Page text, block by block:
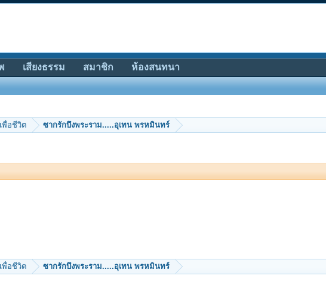
พื่อชีวิต ซากรักบึงพระราม.....อุเทน พรหมินทร์
พื่อชีวิต ซากรักบึงพระราม.....อุเทน พรหมินทร์
เสียงธรรม สมาชิก ห้องสนทนา